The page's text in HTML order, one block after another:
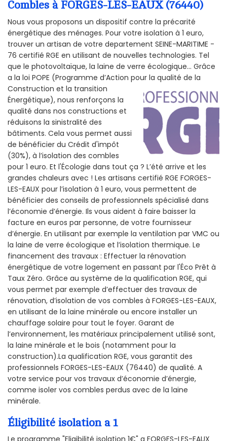
Combles à FORGES-LES-EAUX (76440)
Nous vous proposons un dispositif contre la précarité
énergétique des ménages. Pour votre isolation à 1 euro,
trouver un artisan de votre departement SEINE-MARITIME -
76 certifié RGE en utilisant de nouvelles technologies. Tel
que le photovoltaïque, la laine de verre écologique... Grâce
a la loi POPE (Programme d’Action pour la qualité de la
Construction et la transition
Énergétique), nous renforçons la
qualité dans nos constructions et
réduisons la sinistralité des
bâtiments. Cela vous permet aussi
de bénéficier du Crédit d'impôt
(30%), à l’isolation des combles
pour 1 euro. Et l'Écologie dans tout ça ? L’été arrive et les
grandes chaleurs avec ! Les artisans certifié RGE FORGES-
LES-EAUX pour l’isolation à 1 euro, vous permettent de
bénéficier des conseils de professionnels spécialisé dans
l’économie d’énergie. Ils vous aident à faire baisser la
facture en euros par personne, de votre fournisseur
d’énergie. En utilisant par exemple la ventilation par VMC ou
la laine de verre écologique et l’isolation thermique. Le
financement des travaux : Effectuer la rénovation
énergétique de votre logement en passant par l'Éco Prêt à
Taux Zéro. Grâce au système de la qualification RGE, qui
vous permet par exemple d’effectuer des travaux de
rénovation, d’isolation de vos combles à FORGES-LES-EAUX,
en utilisant de la laine minérale ou encore installer un
chauffage solaire pour tout le foyer. Garant de
l’environnement, les matériaux principalement utilisé sont,
la laine minérale et le bois (notamment pour la
construction).La qualification RGE, vous garantit des
professionnels FORGES-LES-EAUX (76440) de qualité. A
votre service pour vos travaux d’économie d’énergie,
comme isoler vos combles perdus avec de la laine
minérale.
Éligibilité isolation a 1